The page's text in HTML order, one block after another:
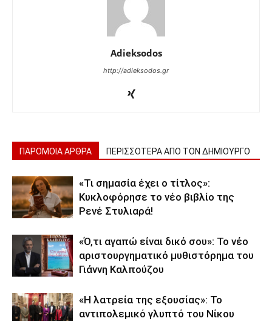
Adieksodos
http://adieksodos.gr
ΠΑΡΟΜΟΙΑ ΑΡΘΡΑ ΠΕΡΙΣΣΟΤΕΡΑ ΑΠΟ ΤΟΝ ΔΗΜΙΟΥΡΓΟ
«Τι σημασία έχει ο τίτλος»:
Κυκλοφόρησε το νέο βιβλίο της
Ρενέ Στυλιαρά!
«Ό,τι αγαπώ είναι δικό σου»: Το νέο
αριστουργηματικό μυθιστόρημα του
Γιάννη Καλπούζου
«Η λατρεία της εξουσίας»: Το
αντιπολεμικό γλυπτό του Νίκου